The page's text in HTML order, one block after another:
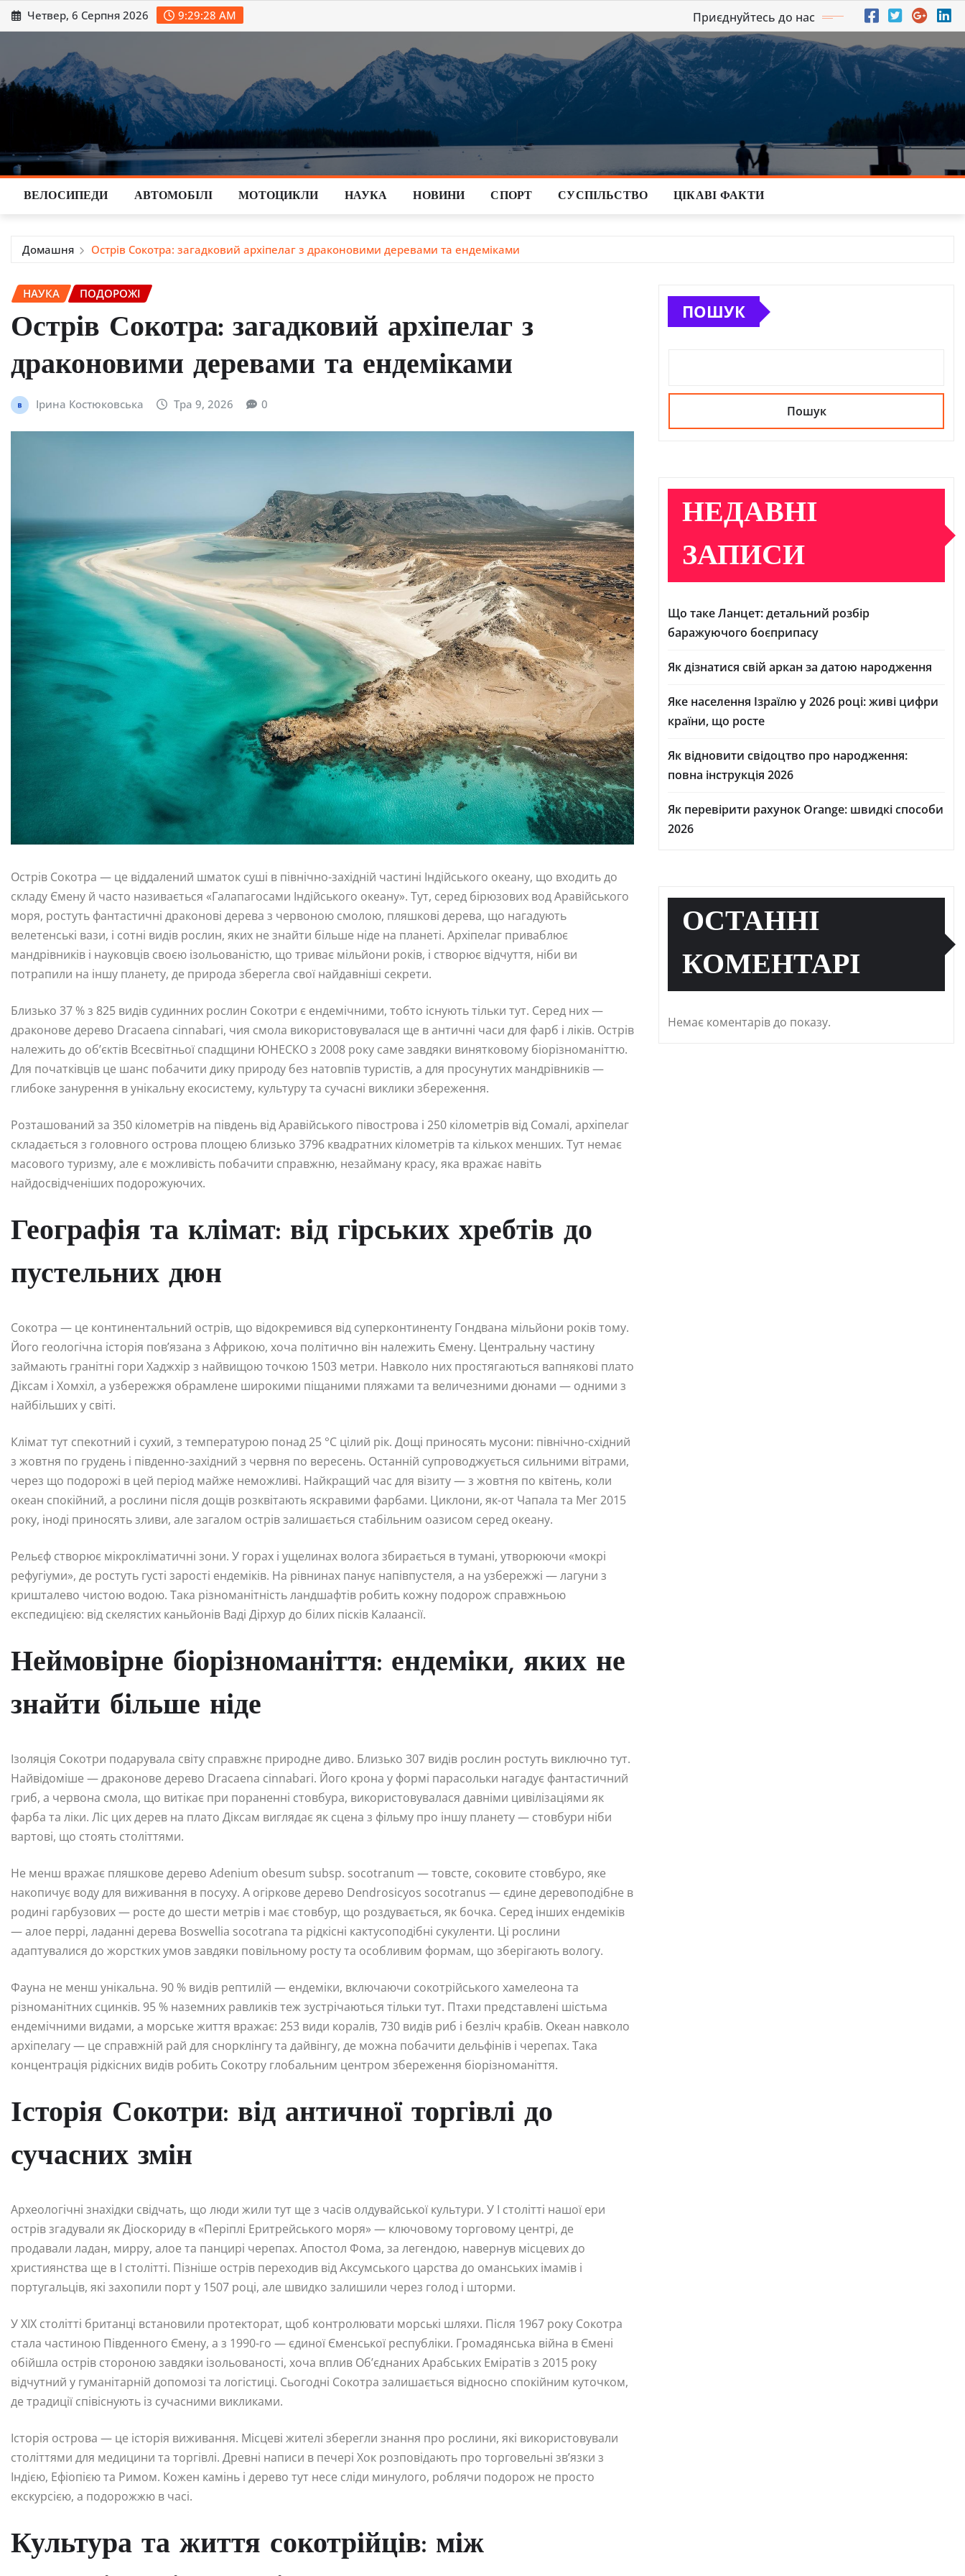
Перейти
до
Четвер, 6 Серпня 2026 9:29:29 AM Приєднуйтесь до нас
ВЕЛОСИПЕДИ АВТОМОБІЛІ МОТОЦИКЛИ НАУКА НОВИНИ СПОРТ СУСПІЛЬСТВО ЦІКАВІ ФАКТИ
Домашня Острів Сокотра: загадковий архіпелаг з драконовими деревами та ендеміками
НАУКА ПОДОРОЖІ
Острів Сокотра: загадковий архіпелаг з
драконовими деревами та ендеміками
Ірина Костюковська Тра 9, 2026 0
Острів Сокотра — це віддалений шматок суші в північно-західній частині Індійського океану, що входить до
складу Ємену й часто називається «Галапагосами Індійського океану». Тут, серед бірюзових вод Аравійського
моря, ростуть фантастичні драконові дерева з червоною смолою, пляшкові дерева, що нагадують
велетенські вази, і сотні видів рослин, яких не знайти більше ніде на планеті. Архіпелаг приваблює
мандрівників і науковців своєю ізольованістю, що триває мільйони років, і створює відчуття, ніби ви
потрапили на іншу планету, де природа зберегла свої найдавніші секрети.
Близько 37 % з 825 видів судинних рослин Сокотри є ендемічними, тобто існують тільки тут. Серед них —
драконове дерево Dracaena cinnabari, чия смола використовувалася ще в античні часи для фарб і ліків. Острів
належить до об’єктів Всесвітньої спадщини ЮНЕСКО з 2008 року саме завдяки винятковому біорізноманіттю.
Для початківців це шанс побачити дику природу без натовпів туристів, а для просунутих мандрівників —
глибоке занурення в унікальну екосистему, культуру та сучасні виклики збереження.
Розташований за 350 кілометрів на південь від Аравійського півострова і 250 кілометрів від Сомалі, архіпелаг
складається з головного острова площею близько 3796 квадратних кілометрів та кількох менших. Тут немає
масового туризму, але є можливість побачити справжню, незайману красу, яка вражає навіть
найдосвідченіших подорожуючих.
Географія та клімат: від гірських хребтів до
пустельних дюн
Сокотра — це континентальний острів, що відокремився від суперконтиненту Гондвана мільйони років тому.
Його геологічна історія пов’язана з Африкою, хоча політично він належить Ємену. Центральну частину
займають гранітні гори Хаджхір з найвищою точкою 1503 метри. Навколо них простягаються вапнякові плато
Діксам і Хомхіл, а узбережжя обрамлене широкими піщаними пляжами та величезними дюнами — одними з
найбільших у світі.
Клімат тут спекотний і сухий, з температурою понад 25 °C цілий рік. Дощі приносять мусони: північно-східний
з жовтня по грудень і південно-західний з червня по вересень. Останній супроводжується сильними вітрами,
через що подорожі в цей період майже неможливі. Найкращий час для візиту — з жовтня по квітень, коли
океан спокійний, а рослини після дощів розквітають яскравими фарбами. Циклони, як-от Чапала та Мег 2015
року, іноді приносять зливи, але загалом острів залишається стабільним оазисом серед океану.
Рельєф створює мікрокліматичні зони. У горах і ущелинах волога збирається в тумані, утворюючи «мокрі
рефугіуми», де ростуть густі зарості ендеміків. На рівнинах панує напівпустеля, а на узбережжі — лагуни з
кришталево чистою водою. Така різноманітність ландшафтів робить кожну подорож справжньою
експедицією: від скелястих каньйонів Ваді Дірхур до білих пісків Калаансії.
Неймовірне біорізноманіття: ендеміки, яких не
знайти більше ніде
Ізоляція Сокотри подарувала світу справжнє природне диво. Близько 307 видів рослин ростуть виключно тут.
Найвідоміше — драконове дерево Dracaena cinnabari. Його крона у формі парасольки нагадує фантастичний
гриб, а червона смола, що витікає при пораненні стовбура, використовувалася давніми цивілізаціями як
фарба та ліки. Ліс цих дерев на плато Діксам виглядає як сцена з фільму про іншу планету — стовбури ніби
вартові, що стоять століттями.
Не менш вражає пляшкове дерево Adenium obesum subsp. socotranum — товсте, соковите стовбуро, яке
накопичує воду для виживання в посуху. А огіркове дерево Dendrosicyos socotranus — єдине деревоподібне в
родині гарбузових — росте до шести метрів і має стовбур, що роздувається, як бочка. Серед інших ендеміків
— алое перрі, ладанні дерева Boswellia socotrana та рідкісні кактусоподібні сукуленти. Ці рослини
адаптувалися до жорстких умов завдяки повільному росту та особливим формам, що зберігають вологу.
Фауна не менш унікальна. 90 % видів рептилій — ендеміки, включаючи сокотрійського хамелеона та
різноманітних сцинків. 95 % наземних равликів теж зустрічаються тільки тут. Птахи представлені шістьма
ендемічними видами, а морське життя вражає: 253 види коралів, 730 видів риб і безліч крабів. Океан навколо
архіпелагу — це справжній рай для снорклінгу та дайвінгу, де можна побачити дельфінів і черепах. Така
концентрація рідкісних видів робить Сокотру глобальним центром збереження біорізноманіття.
Історія Сокотри: від античної торгівлі до
сучасних змін
Археологічні знахідки свідчать, що люди жили тут ще з часів олдувайської культури. У I столітті нашої ери
острів згадували як Діоскориду в «Періплі Еритрейського моря» — ключовому торговому центрі, де
продавали ладан, мирру, алое та панцирі черепах. Апостол Фома, за легендою, навернув місцевих до
християнства ще в I столітті. Пізніше острів переходив від Аксумського царства до оманських імамів і
португальців, які захопили порт у 1507 році, але швидко залишили через голод і шторми.
У XIX столітті британці встановили протекторат, щоб контролювати морські шляхи. Після 1967 року Сокотра
стала частиною Південного Ємену, а з 1990-го — єдиної Єменської республіки. Громадянська війна в Ємені
обійшла острів стороною завдяки ізольованості, хоча вплив Об’єднаних Арабських Еміратів з 2015 року
відчутний у гуманітарній допомозі та логістиці. Сьогодні Сокотра залишається відносно спокійним куточком,
де традиції співіснують із сучасними викликами.
Історія острова — це історія виживання. Місцеві жителі зберегли знання про рослини, які використовували
століттями для медицини та торгівлі. Древні написи в печері Хок розповідають про торговельні зв’язки з
Індією, Ефіопією та Римом. Кожен камінь і дерево тут несе сліди минулого, роблячи подорож не просто
екскурсією, а подорожжю в часі.
Культура та життя сокотрійців: між
ПОШУК
Пошук
НЕДАВНІ
ЗАПИСИ
Що таке Ланцет: детальний розбір
баражуючого боєприпасу
Як дізнатися свій аркан за датою народження
Яке населення Ізраїлю у 2026 році: живі цифри
країни, що росте
Як відновити свідоцтво про народження:
повна інструкція 2026
Як перевірити рахунок Orange: швидкі способи
2026
ОСТАННІ
КОМЕНТАРІ
Немає коментарів до показу.